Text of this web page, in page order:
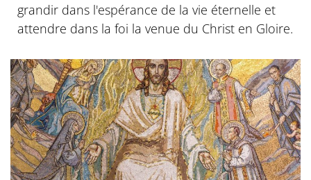
grandir dans l'espérance de la vie éternelle et
attendre dans la foi la venue du Christ en Gloire.